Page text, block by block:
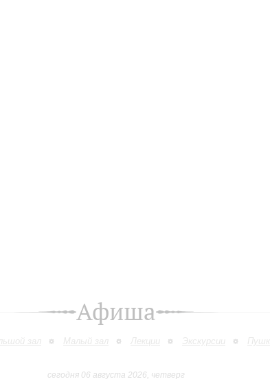
Афиша
зал Малый зал Лекции Экскурсии
сегодня 06 августа 2026, четверг